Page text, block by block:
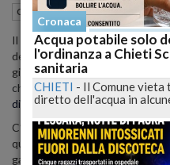
Cronaca L'Aquila (AQ) 02
Il 1 Maggio, nonostante il
delegittimare la forza
giornata speciale e importante
che
ricorda le battaglie
diritti e sicurezza sul luogo di
C’è però una categoria di
questa giornata svolgerà la
garantire a tutti il piacere di
Cronaca
Acqua potabile solo
l'ordinanza a Chieti
sanitaria
CHIETI - Il Comune vieta
diretto dell'acqua in